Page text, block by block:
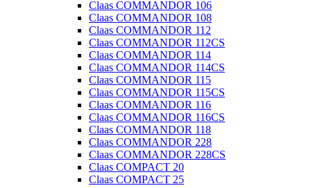
Claas COMMANDOR 106
Claas COMMANDOR 108
Claas COMMANDOR 112
Claas COMMANDOR 112CS
Claas COMMANDOR 114
Claas COMMANDOR 114CS
Claas COMMANDOR 115
Claas COMMANDOR 115CS
Claas COMMANDOR 116
Claas COMMANDOR 116CS
Claas COMMANDOR 118
Claas COMMANDOR 228
Claas COMMANDOR 228CS
Claas COMPACT 20
Claas COMPACT 25